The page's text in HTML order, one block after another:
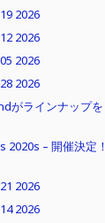
2026
2026
2026
2026
がラインナップを
2020s – 開催決定！
2026
2026